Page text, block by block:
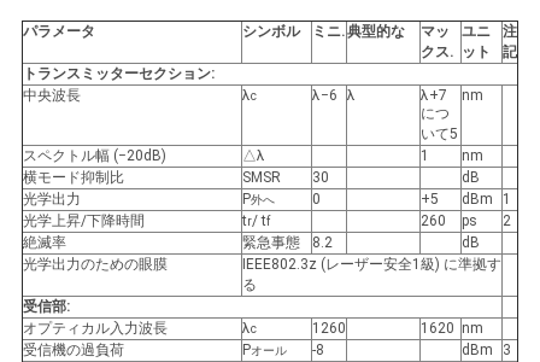
い
地
図
プ
ラ
イ
パラメータ シンボル ミニ.典型的な
マッ
クス.
ユニ
ット
注
記
トランスミッターセクション:
中央波長
λc λ−6 λ
λ+7
につ
いて5
nm
スペクトル幅 (−20dB) △λ 1
nm
横モード抑制比
SMSR 30
dB
光学出力
P外へ 0 +5 dBm
1
光学上昇/下降時間
tr/ tf 260 ps
2
絶滅率
緊急事態 8.2
dB
光学出力のための眼膜
IEEE802.3z (レーザー安全1級) に準拠す
る
受信部:
オプティカル入力波長
λc 1260 1620 nm
受信機の過負荷
Pオール -8 dBm
3